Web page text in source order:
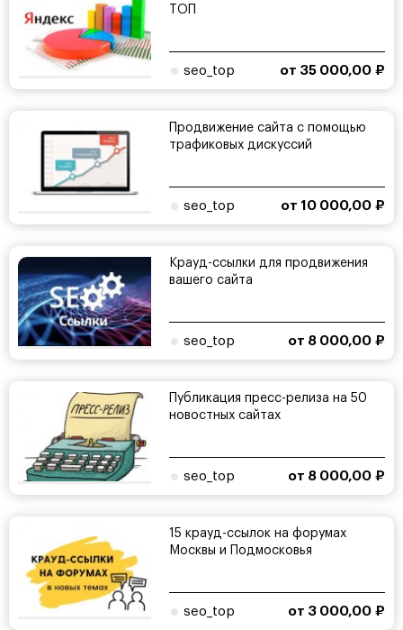
ТОП
seo_top от 35 000,00 ₽
Продвижение сайта с помощью
трафиковых дискуссий
seo_top от 10 000,00 ₽
Крауд-ссылки для продвижения
вашего сайта
seo_top от 8 000,00 ₽
Публикация пресс-релиза на 50
новостных сайтах
seo_top от 8 000,00 ₽
15 крауд-ссылок на форумах
Москвы и Подмосковья
seo_top от 3 000,00 ₽